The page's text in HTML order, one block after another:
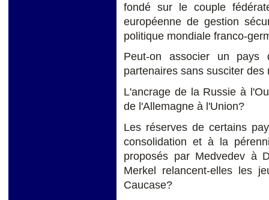
fondé sur le couple
européenne de gestion
politique mondiale franco-
Peut-on associer un
partenaires sans susciter
L'ancrage de la Russie à
de l'Allemagne à l'Union?
Les réserves de certains
consolidation et à la
proposés par Medvedev à
Merkel relancent-elles les
Caucase?